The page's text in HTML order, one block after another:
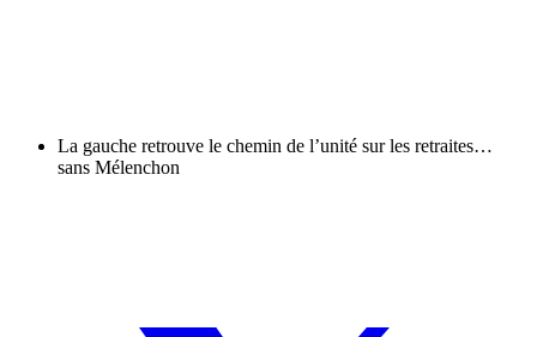
La gauche retrouve le chemin de l’unité sur les retraites…
sans Mélenchon